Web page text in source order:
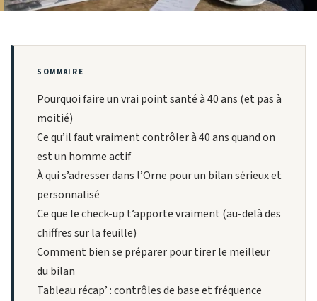
SOMMAIRE
Pourquoi faire un vrai point santé à 40 ans (et pas à
moitié)
Ce qu’il faut vraiment contrôler à 40 ans quand on
est un homme actif
À qui s’adresser dans l’Orne pour un bilan sérieux et
personnalisé
Ce que le check-up t’apporte vraiment (au-delà des
chiffres sur la feuille)
Comment bien se préparer pour tirer le meilleur
du bilan
Tableau récap’ : contrôles de base et fréquence